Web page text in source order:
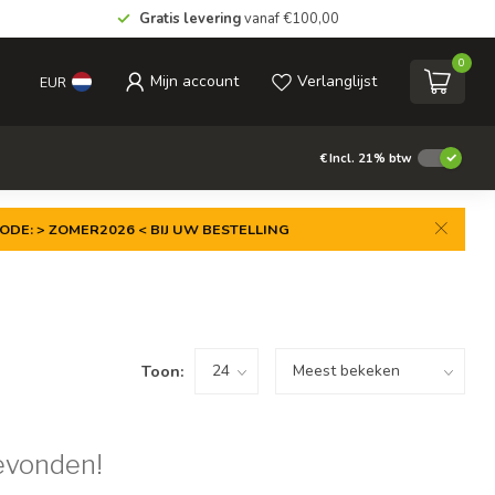
Gratis leveringvanaf €100,00
EUR Mijn account Verlanglijst
0
€Incl. 21% btw
> ZOMER2026 < BIJ UW BESTELLING
Toon: